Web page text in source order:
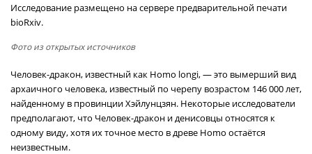
Исследование размещено на сервере предварительной печати
bioRxiv.
Фото из открытых источников
Человек-дракон, известный как Homo longi, — это вымерший вид
архаичного человека, известный по черепу возрастом 146 000 лет,
найденному в провинции Хэйлунцзян. Некоторые исследователи
предполагают, что Человек-дракон и денисовцы относятся к
одному виду, хотя их точное место в древе Homo остаётся
неизвестным.